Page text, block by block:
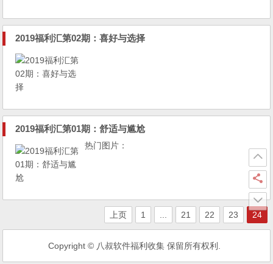
2019福利汇第02期：喜好与选择
2019福利汇第01期：舒适与尴尬
热门图片：
上页 1 ... 21 22 23 24
Copyright © 八叔软件福利收集 保留所有权利.